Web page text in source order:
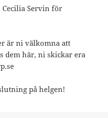
Servin för
är ni välkomna att
dem här, ni skickar era
på helgen!